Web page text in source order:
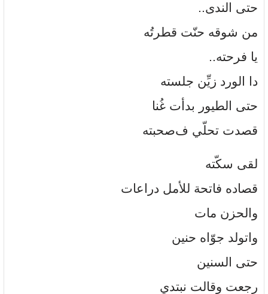
حتى الندى..
من شوقه حنّت قطرتُه
يا فرحته..
دا الورد زيِّن جلسته
حتى الطيور بدأت غُنا
قصدت تحلّي ف‌صحبته
لقى سكّته
قصاده فاتحة للأمل دراعات
والحزن مات
واتولد جوّاه حنين
حتى السنين
رجعت وقالت نبتدي